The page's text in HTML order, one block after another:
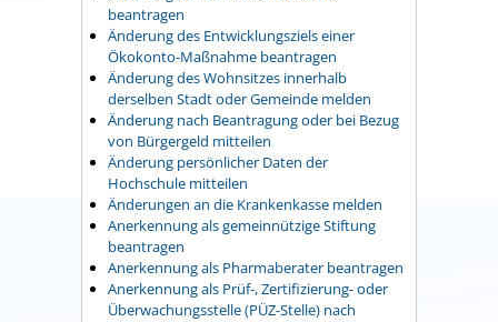
beantragen
Änderung des Entwicklungsziels einer
Ökokonto-Maßnahme beantragen
Änderung des Wohnsitzes innerhalb
derselben Stadt oder Gemeinde melden
Änderung nach Beantragung oder bei Bezug
von Bürgergeld mitteilen
Änderung persönlicher Daten der
Hochschule mitteilen
Änderungen an die Krankenkasse melden
Anerkennung als gemeinnützige Stiftung
beantragen
Anerkennung als Pharmaberater beantragen
Anerkennung als Prüf-, Zertifizierung- oder
Überwachungsstelle (PÜZ-Stelle) nach